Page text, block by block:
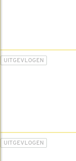
UITGEVLOGEN
UITGEVLOGEN